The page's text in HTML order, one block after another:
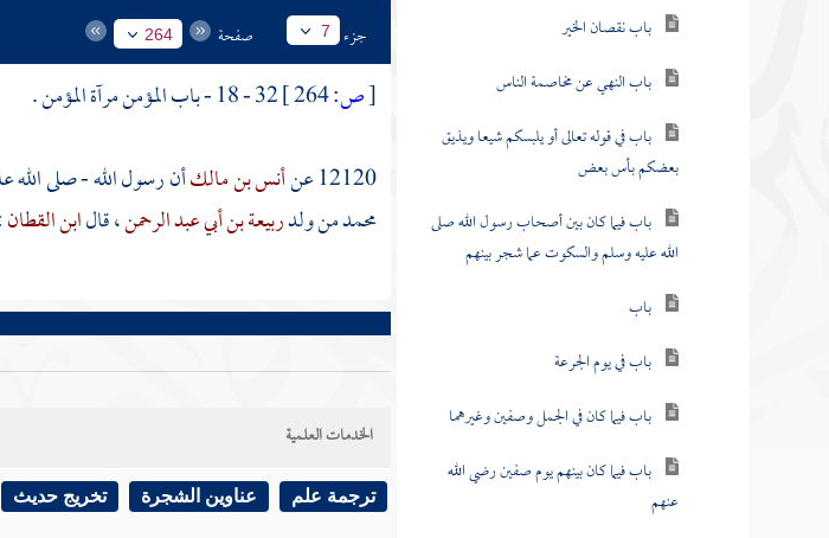
باب نقصان الخير
باب النهي عن مخاصمة الناس
باب في قوله تعالى أو يلبسكم شيعا ويذيق
بعضكم بأس بعض
باب فيما كان بين أصحاب رسول الله صلى
الله عليه وسلم والسكوت عما شجر بينهم
باب
باب في يوم الجرعة
باب فيما كان في الجمل وصفين وغيرهما
باب فيما كان بينهم يوم صفين رضي الله
عنهم
جزء 7 صفحة 264
[ص:
32 - 18 - باب المؤمن مرآة المؤمن .
12120 عن
أنس بن مالكأن رسول الله - صلى
محمدمن ولدربيعة بن أبي عبد الرحمن، قالابن القطان
الخدمات العلمية
ترجمة علم عناوين الشجرة تخريج حديث